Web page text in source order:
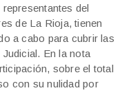
del
de La Rioja, tienen
a cabo para cubrir las
En la nota
sobre el total
con su nulidad por